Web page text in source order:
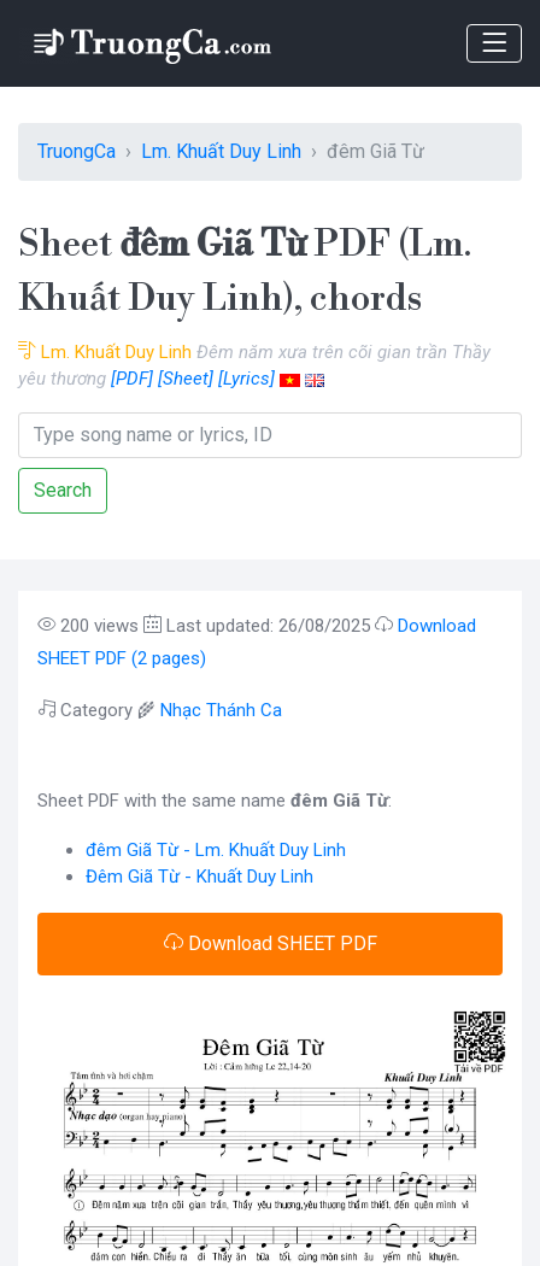
TruongCa Lm. Khuất Duy Linh đêm Giã Từ
Sheetđêm Giã TừPDF (Lm.
Khuất Duy Linh), chords
Lm. Khuất Duy Linh Đêm năm xưa trên cõi gian trần Thầy
yêu thương [PDF] [Sheet] [Lyrics]
Search
200 views Last updated: 26/08/2025
Download
SHEET PDF (2 pages)
Category 🌾 Nhạc Thánh Ca
Sheet PDF with the same name đêm Giã Từ:
đêm Giã Từ - Lm. Khuất Duy Linh
Đêm Giã Từ - Khuất Duy Linh
Download SHEET PDF